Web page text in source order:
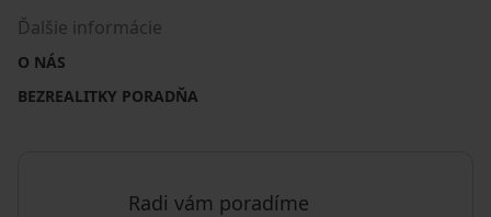
Ďalšie informácie
O NÁS
BEZREALITKY PORADŇA
Radi vám poradíme